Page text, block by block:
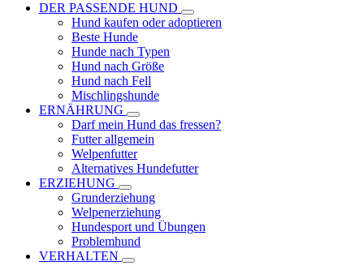
DER PASSENDE HUND
Hund kaufen oder adoptieren
Beste Hunde
Hunde nach Typen
Hund nach Größe
Hund nach Fell
Mischlingshunde
ERNÄHRUNG
Darf mein Hund das fressen?
Futter allgemein
Welpenfutter
Alternatives Hundefutter
ERZIEHUNG
Grunderziehung
Welpenerziehung
Hundesport und Übungen
Problemhund
VERHALTEN